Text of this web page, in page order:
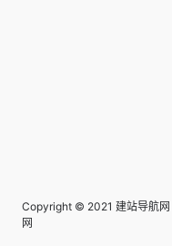
Copyright © 2021 建站导航网
网